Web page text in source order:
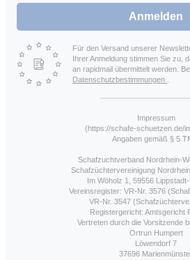
Anmelden
Für den Versand unserer
Ihrer Anmeldung stimmen Sie zu,
an rapidmail übermittelt werden.
Datenschutzbestimmungen
Impressum
(https://schafe-schuetzen.de/
Angaben gemäß § 5
Schafzuchtverband Nordrhein-
Schafzüchtervereinigung
Im Wöholz 1, 59556
Vereinsregister: VR-Nr. 3576
VR-Nr. 3547
Registergericht: Amtsgericht
Vertreten durch die Vorsitzende
Ortrun Humpert
Löwendorf 7
37696